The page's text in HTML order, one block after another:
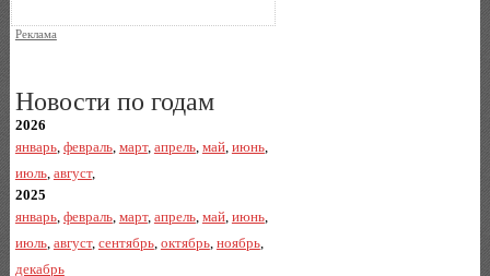
Реклама
Новости по годам
2026
январь, февраль, март, апрель, май, июнь,
июль, август,
2025
январь, февраль, март, апрель, май, июнь,
июль, август, сентябрь, октябрь, ноябрь,
декабрь